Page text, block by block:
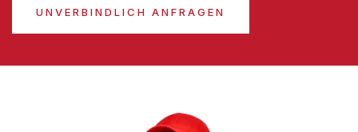
UNVERBINDLICH ANFRAGEN